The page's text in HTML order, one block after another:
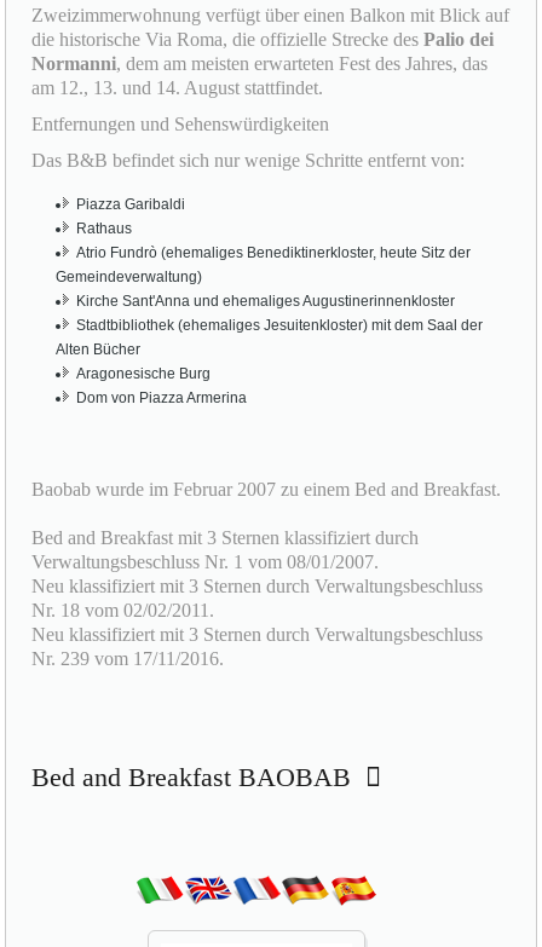
Zweizimmerwohnung verfügt über einen Balkon mit Blick auf
die historische Via Roma, die offizielle Strecke desPalio dei
Normanni, dem am meisten erwarteten Fest des Jahres, das
am 12., 13. und 14. August stattfindet.
Entfernungen und Sehenswürdigkeiten
Das B&B befindet sich nur wenige Schritte entfernt von:
Piazza Garibaldi
Rathaus
Atrio Fundrò (ehemaliges Benediktinerkloster, heute Sitz der
Gemeindeverwaltung)
Kirche Sant'Anna und ehemaliges Augustinerinnenkloster
Stadtbibliothek (ehemaliges Jesuitenkloster) mit dem Saal der
Alten Bücher
Aragonesische Burg
Dom von Piazza Armerina
Baobab wurde im Februar 2007 zu einem Bed and Breakfast.
Bed and Breakfast mit 3 Sternen klassifiziert durch
Verwaltungsbeschluss Nr. 1 vom 08/01/2007.
Neu klassifiziert mit 3 Sternen durch Verwaltungsbeschluss
Nr. 18 vom 02/02/2011.
Neu klassifiziert mit 3 Sternen durch Verwaltungsbeschluss
Nr. 239 vom 17/11/2016.
Bed and Breakfast BAOBAB